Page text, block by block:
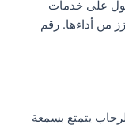
على خدمات
من أداءها. رقم
يتمتع بسمعة